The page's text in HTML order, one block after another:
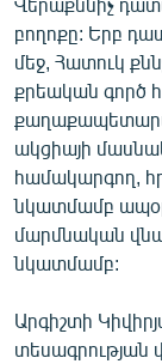
ՁԳՏԵԼՈՎ
ՓՈԴՔԱՍԹ
Հայերեն
English
Русский
բողոքը: Երբ
մեջ, Հատուկ
քրեական գործ
ակցիայի
համակարգող,
նկատմամբ
մարմնական
նկատմամբ:
Արգիշտի
տեսագրության